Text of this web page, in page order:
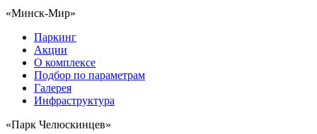
«Минск-Мир»
Паркинг
Акции
О комплексе
Подбор по параметрам
Галерея
Инфраструктура
«Парк Челюскинцев»